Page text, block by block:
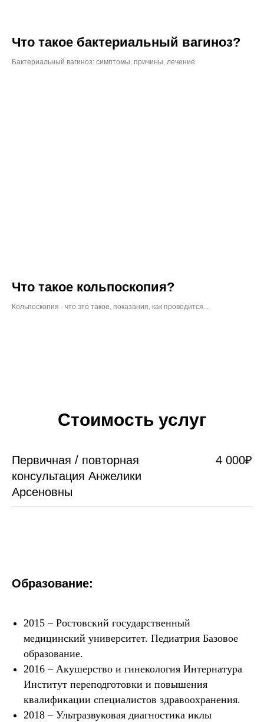
Что такое бактериальный вагиноз?
Бактериальный вагиноз: симптомы, причины, лечение
Что такое кольпоскопия?
Кольпоскопия - что это такое, показания, как проводится...
Стоимость услуг
Первичная / повторная
консультация Анжелики
Арсеновны
4 000₽
Образование:
2015 – Ростовский государственный
медицинский университет. Педиатрия Базовое
образование.
2016 – Акушерство и гинекология Интернатура
Институт переподготовки и повышения
квалификации специалистов здравоохранения.
2018 – Ультразвуковая диагностика иклы